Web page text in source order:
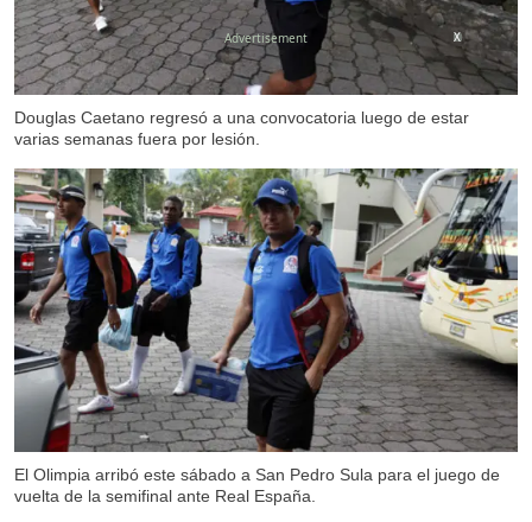
Douglas Caetano regresó a una convocatoria luego de estar
varias semanas fuera por lesión.
El Olimpia arribó este sábado a San Pedro Sula para el juego de
vuelta de la semifinal ante Real España.
X